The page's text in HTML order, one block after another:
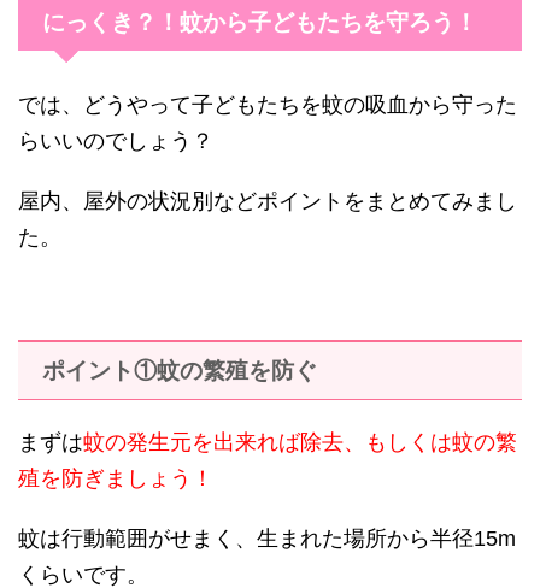
にっくき？！蚊から子どもたちを守ろう！
では、どうやって子どもたちを蚊の吸血から守った
らいいのでしょう？
屋内、屋外の状況別などポイントをまとめてみまし
た。
ポイント①蚊の繁殖を防ぐ
まずは蚊の発生元を出来れば除去、もしくは蚊の繁
殖を防ぎましょう！
蚊は行動範囲がせまく、生まれた場所から半径15m
くらいです。